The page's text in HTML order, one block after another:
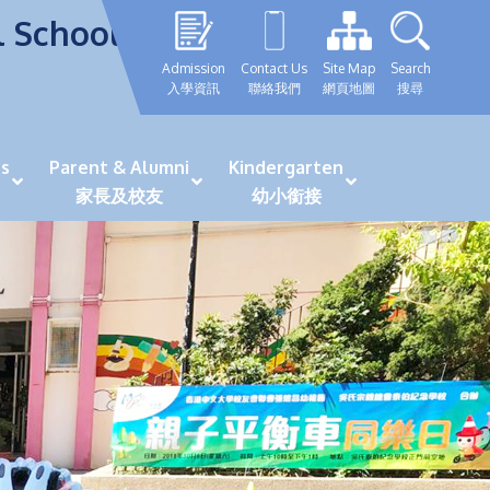
Admission
入學資訊
Contact Us
聯絡我們
Site Map
網頁地圖
Search
搜尋
School
Parent & Alumni
家長及校友
Kindergarten
幼小銜接